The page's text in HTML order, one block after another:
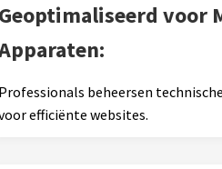
Geoptimaliseerd voor
Professionals beheersen
efficiënte websites.